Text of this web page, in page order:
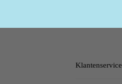
Klantenservice